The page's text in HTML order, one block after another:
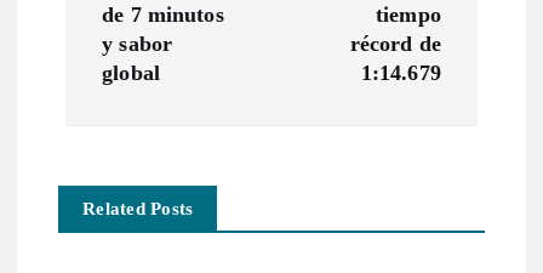
c
de 7 minutos
y sabor
global
tiempo
récord de
1:14.679
Related Posts